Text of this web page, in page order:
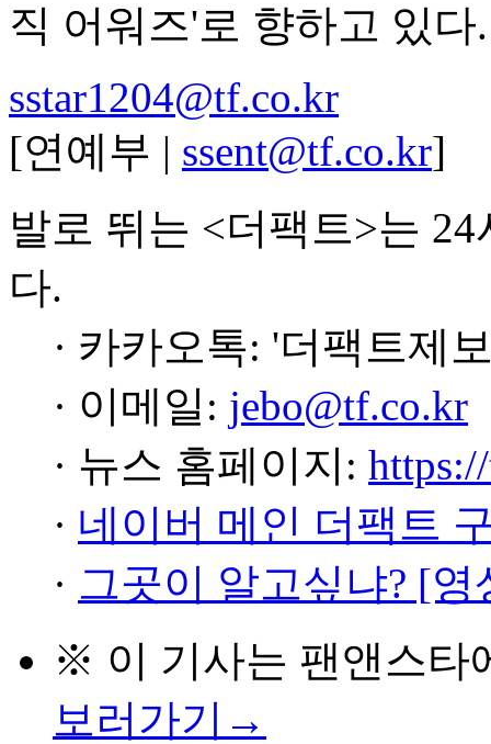
직 어워즈'로 향하고 있다.
sstar1204@tf.co.kr
[연예부 | ssent@tf.co.kr]
발로 뛰는 <더팩트>는
다.
· 카카오톡: '더팩트제
· 이메일: jebo@tf.co.kr
· 뉴스 홈페이지:
· 네이버 메인 더팩트
· 그곳이 알고싶냐? [
※ 이 기사는 팬앤스타
보러가기→